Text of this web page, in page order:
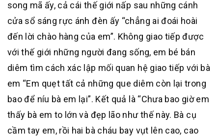
song mã ấy, cả cái thế giới nấp sau những cánh
cửa sổ sáng rực ánh đèn ấy “chẳng ai đoái hoài
đến lời chào hàng của em”. Không giao tiếp được
với thế giới những người đang sống, em bé bán
diêm tìm cách xác lập mối quan hệ giao tiếp với bà
em “Em quẹt tất cả những que diêm còn lại trong
bao để níu bà em lại”. Kết quả là “Chưa bao giờ em
thấy bà em to lớn và đẹp lão như thế này. Bà cụ
cầm tay em, rồi hai bà cháu bay vụt lên cao, cao